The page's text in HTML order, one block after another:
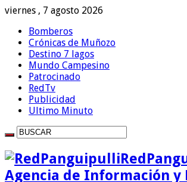
viernes , 7 agosto 2026
Bomberos
Crónicas de Muñozo
Destino 7 lagos
Mundo Campesino
Patrocinado
RedTv
Publicidad
Ultimo Minuto
Agencia de Información y